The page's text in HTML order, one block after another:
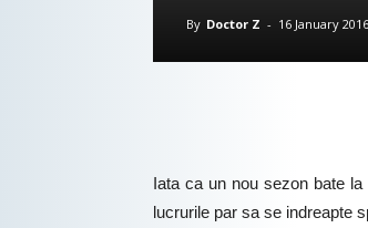
By Doctor Z - 16 January 2016
Iata ca un nou sezon bate
lucrurile par sa se indreapte